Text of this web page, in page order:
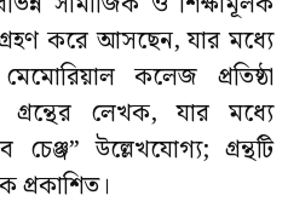
করে আসছেন, যার মধ্যে
কলেজ প্রতিষ্ঠা
লেখক, যার মধ্যে
উল্লেখযোগ্য; গ্রন্থটি
প্রকাশিত।